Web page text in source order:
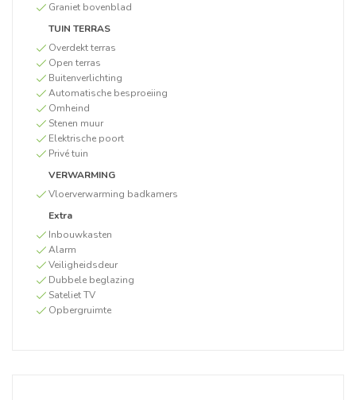
Graniet bovenblad
TUIN TERRAS
Overdekt terras
Open terras
Buitenverlichting
Automatische besproeiing
Omheind
Stenen muur
Elektrische poort
Privé tuin
VERWARMING
Vloerverwarming badkamers
Extra
Inbouwkasten
Alarm
Veiligheidsdeur
Dubbele beglazing
Sateliet TV
Opbergruimte